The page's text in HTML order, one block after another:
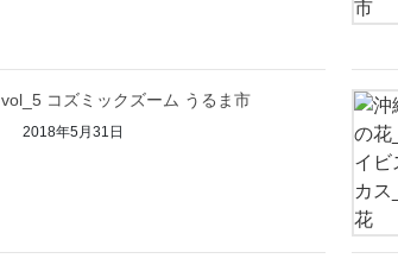
vol_5 コズミックズーム うるま市
2018年5月31日